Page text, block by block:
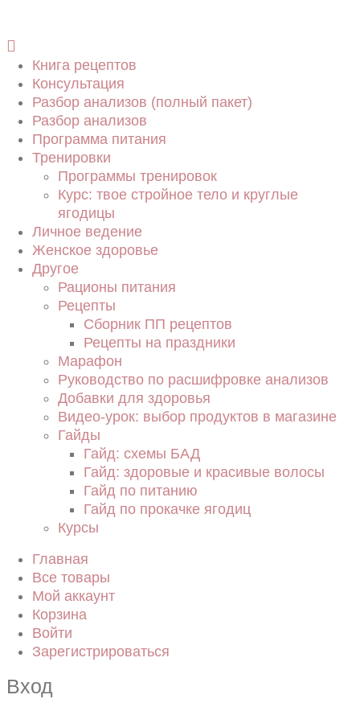
Книга рецептов
Консультация
Разбор анализов (полный пакет)
Разбор анализов
Программа питания
Тренировки
Программы тренировок
Курс: твое стройное тело и круглые
ягодицы
Личное ведение
Женское здоровье
Другое
Рационы питания
Рецепты
Сборник ПП рецептов
Рецепты на праздники
Марафон
Руководство по расшифровке анализов
Добавки для здоровья
Видео-урок: выбор продуктов в магазине
Гайды
Гайд: схемы БАД
Гайд: здоровые и красивые волосы
Гайд по питанию
Гайд по прокачке ягодиц
Курсы
Главная
Все товары
Мой аккаунт
Корзина
Войти
Зарегистрироваться
Вход